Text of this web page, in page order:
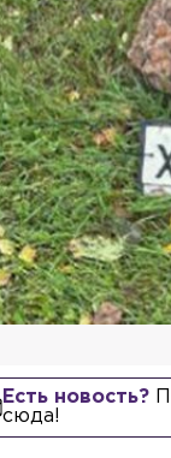
Есть новость?
сюда!